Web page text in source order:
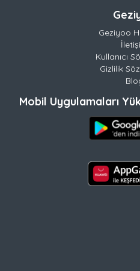
Geziyoo
Kullanıcı
Gizlilik
Mobil Uygulamaları